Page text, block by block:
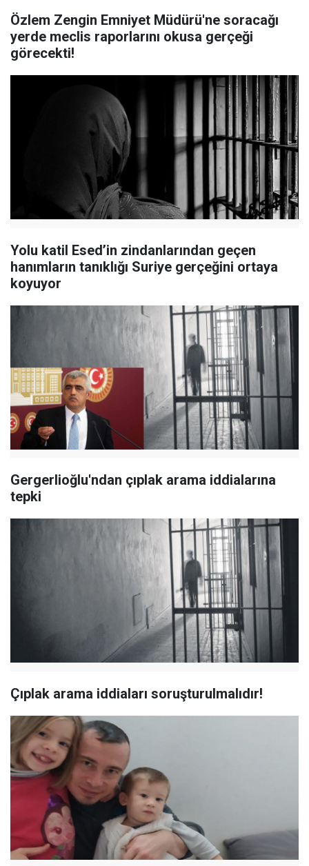
Özlem Zengin Emniyet Müdürü'ne soracağı
yerde meclis raporlarını okusa gerçeği
görecekti!
Yolu katil Esed’in zindanlarından geçen
hanımların tanıklığı Suriye gerçeğini ortaya
koyuyor
Gergerlioğlu'ndan çıplak arama iddialarına
tepki
Çıplak arama iddiaları soruşturulmalıdır!